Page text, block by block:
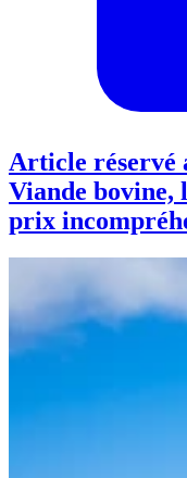
Article réservé
Viande bovine,
prix